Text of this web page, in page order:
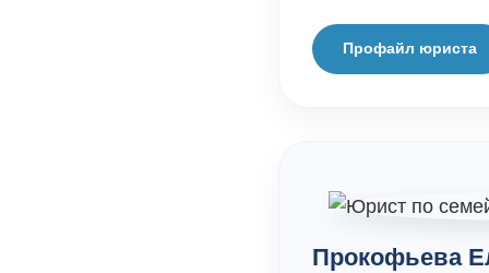
Профайл юриста
Прокофьева